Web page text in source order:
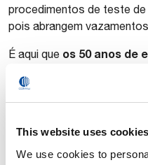
This website uses cookies
We use cookies to
procedimentos de teste
pois abrangem
É aqui que os 50 anos de
cada unidade seja
vazamento, validando sua
Nossafamília completa de
de preensão e visão